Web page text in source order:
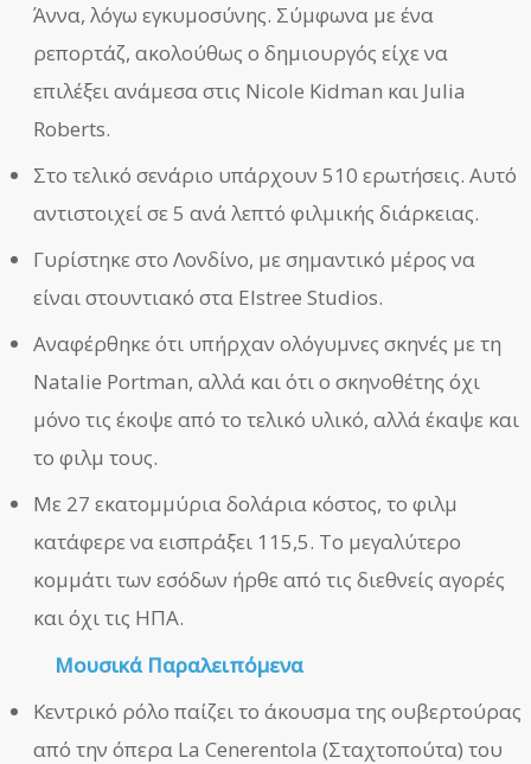
Άννα, λόγω εγκυμοσύνης. Σύμφωνα με ένα
ρεπορτάζ, ακολούθως ο δημιουργός είχε να
επιλέξει ανάμεσα στις Nicole Kidman και Julia
Roberts.
Στο τελικό σενάριο υπάρχουν 510 ερωτήσεις. Αυτό
αντιστοιχεί σε 5 ανά λεπτό φιλμικής διάρκειας.
Γυρίστηκε στο Λονδίνο, με σημαντικό μέρος να
είναι στουντιακό στα Elstree Studios.
Αναφέρθηκε ότι υπήρχαν ολόγυμνες σκηνές με τη
Natalie Portman, αλλά και ότι ο σκηνοθέτης όχι
μόνο τις έκοψε από το τελικό υλικό, αλλά έκαψε και
το φιλμ τους.
Με 27 εκατομμύρια δολάρια κόστος, το φιλμ
κατάφερε να εισπράξει 115,5. Το μεγαλύτερο
κομμάτι των εσόδων ήρθε από τις διεθνείς αγορές
και όχι τις ΗΠΑ.
Μουσικά Παραλειπόμενα
Κεντρικό ρόλο παίζει το άκουσμα της ουβερτούρας
από την όπερα La Cenerentola (Σταχτοπούτα) του